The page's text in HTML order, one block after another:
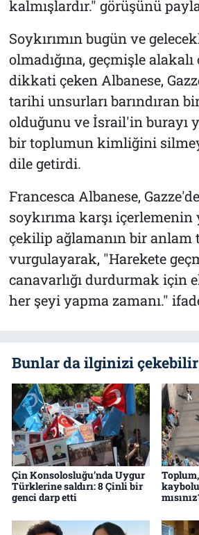
kalmışlardır." görüşünü
Soykırımın bugün ve
olmadığına, geçmişle
dikkati çeken Albanese,
tarihi unsurları barındıran
olduğunu ve İsrail'in burayı
bir toplumun kimliğini
dile getirdi.
Francesca Albanese,
soykırıma karşı
çekilip ağlamanın bir anlam
vurgulayarak, "Harekete
canavarlığı durdurmak için
her şeyi yapma zamanı."
Bunlar da ilginizi çekebilir
Çin Konsolosluğu’nda Uygur
Türklerine saldırı: 8 Çinli bir
genci darp etti